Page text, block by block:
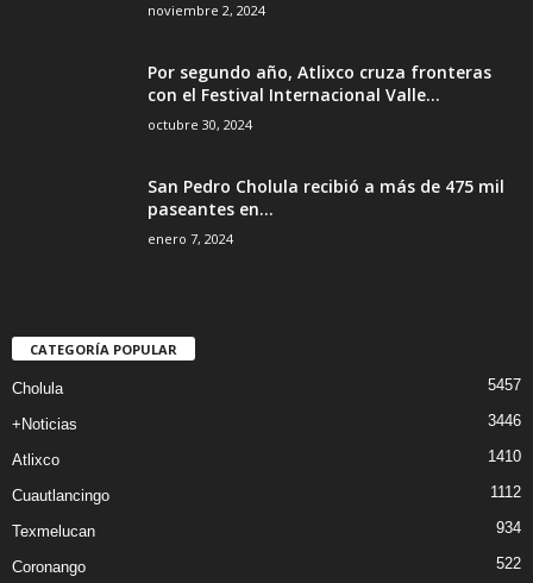
noviembre 2, 2024
Por segundo año, Atlixco cruza fronteras
con el Festival Internacional Valle...
octubre 30, 2024
San Pedro Cholula recibió a más de 475 mil
paseantes en...
enero 7, 2024
CATEGORÍA POPULAR
Cholula 5457
+Noticias 3446
Atlixco 1410
Cuautlancingo 1112
Texmelucan 934
Coronango 522